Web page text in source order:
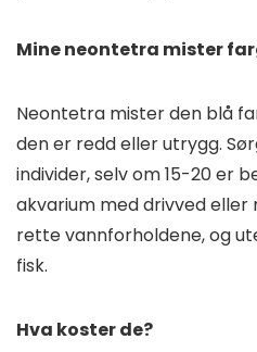
Mine neontetra mister
Neontetra mister den blå
den er redd eller utrygg.
individer, selv om 15-20 er
akvarium med drivved eller
rette vannforholdene, og
fisk.
Hva koster de?